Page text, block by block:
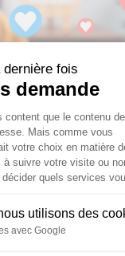
fois
demande
de Gestion
content que le contenu de
Mais comme vous
votre choix en matière
suivre votre visite ou
quels services
utilisons des
avec Google
Axeptio consent
Les réels,
plus
plus de